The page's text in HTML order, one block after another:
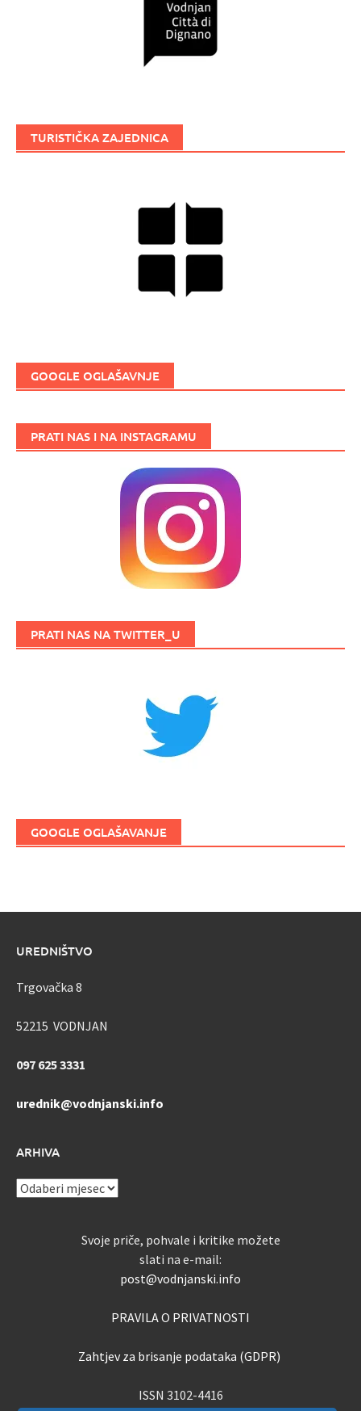
TURISTIČKA ZAJEDNICA
GOOGLE OGLAŠAVNJE
PRATI NAS I NA INSTAGRAMU
PRATI NAS NA TWITTER_U
GOOGLE OGLAŠAVANJE
UREDNIŠTVO
Trgovačka 8
52215 VODNJAN
097 625 3331
urednik@vodnjanski.info
ARHIVA
ARHIVA
Svoje priče, pohvale i kritike možete
slati na e-mail:
post@vodnjanski.info
PRAVILA O PRIVATNOSTI
Zahtjev za brisanje podataka (GDPR)
ISSN 3102-4416